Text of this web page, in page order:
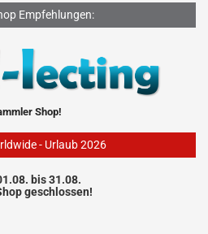
Empfehlungen:
Shop!
- Urlaub 2026
bis 31.08.
geschlossen!